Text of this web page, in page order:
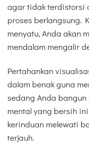
agar tidak terdistorsi
proses berlangsung.
menyatu, Anda akan
mendalam mengalir
Pertahankan
dalam benak guna
sedang Anda bangun
mental yang bersih
kerinduan melewati
terjauh.